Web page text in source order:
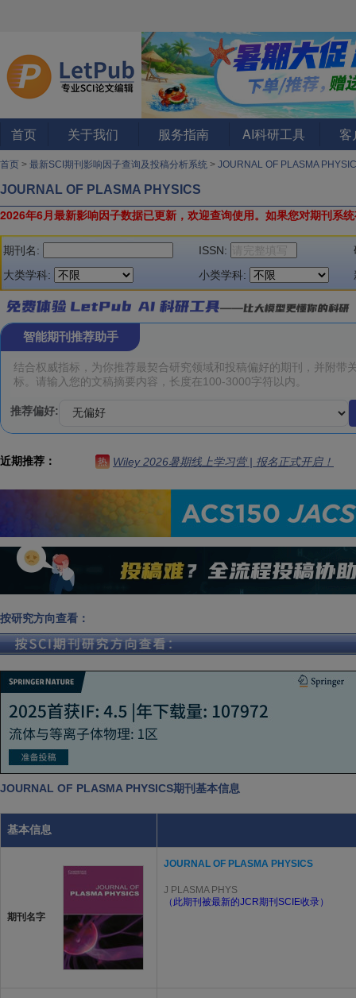
首页 关于我们 服务指南 AI科研工具 客
首页 > 最新SCI期刊影响因子查询及投稿分析系统 > JOURNAL OF PLASMA
JOURNAL OF PLASMA PHYSICS
2026年6月最新影响因子数据已更新，欢迎查询使用。 如果您对期刊系
期刊名: ISSN:
大类学科:
小类学科:
智能期刊推荐助手
推荐偏好:
近期推荐： 热 Wiley 2026暑期线上学习营 | 报名正式开启！
按研究方向查看：
JOURNAL OF PLASMA PHYSICS期刊基本信息
基本信息
期刊名字
JOURNAL OF PLASMA PHYSICS
J PLASMA PHYS
（此期刊被最新的JCR期刊SCIE收录）